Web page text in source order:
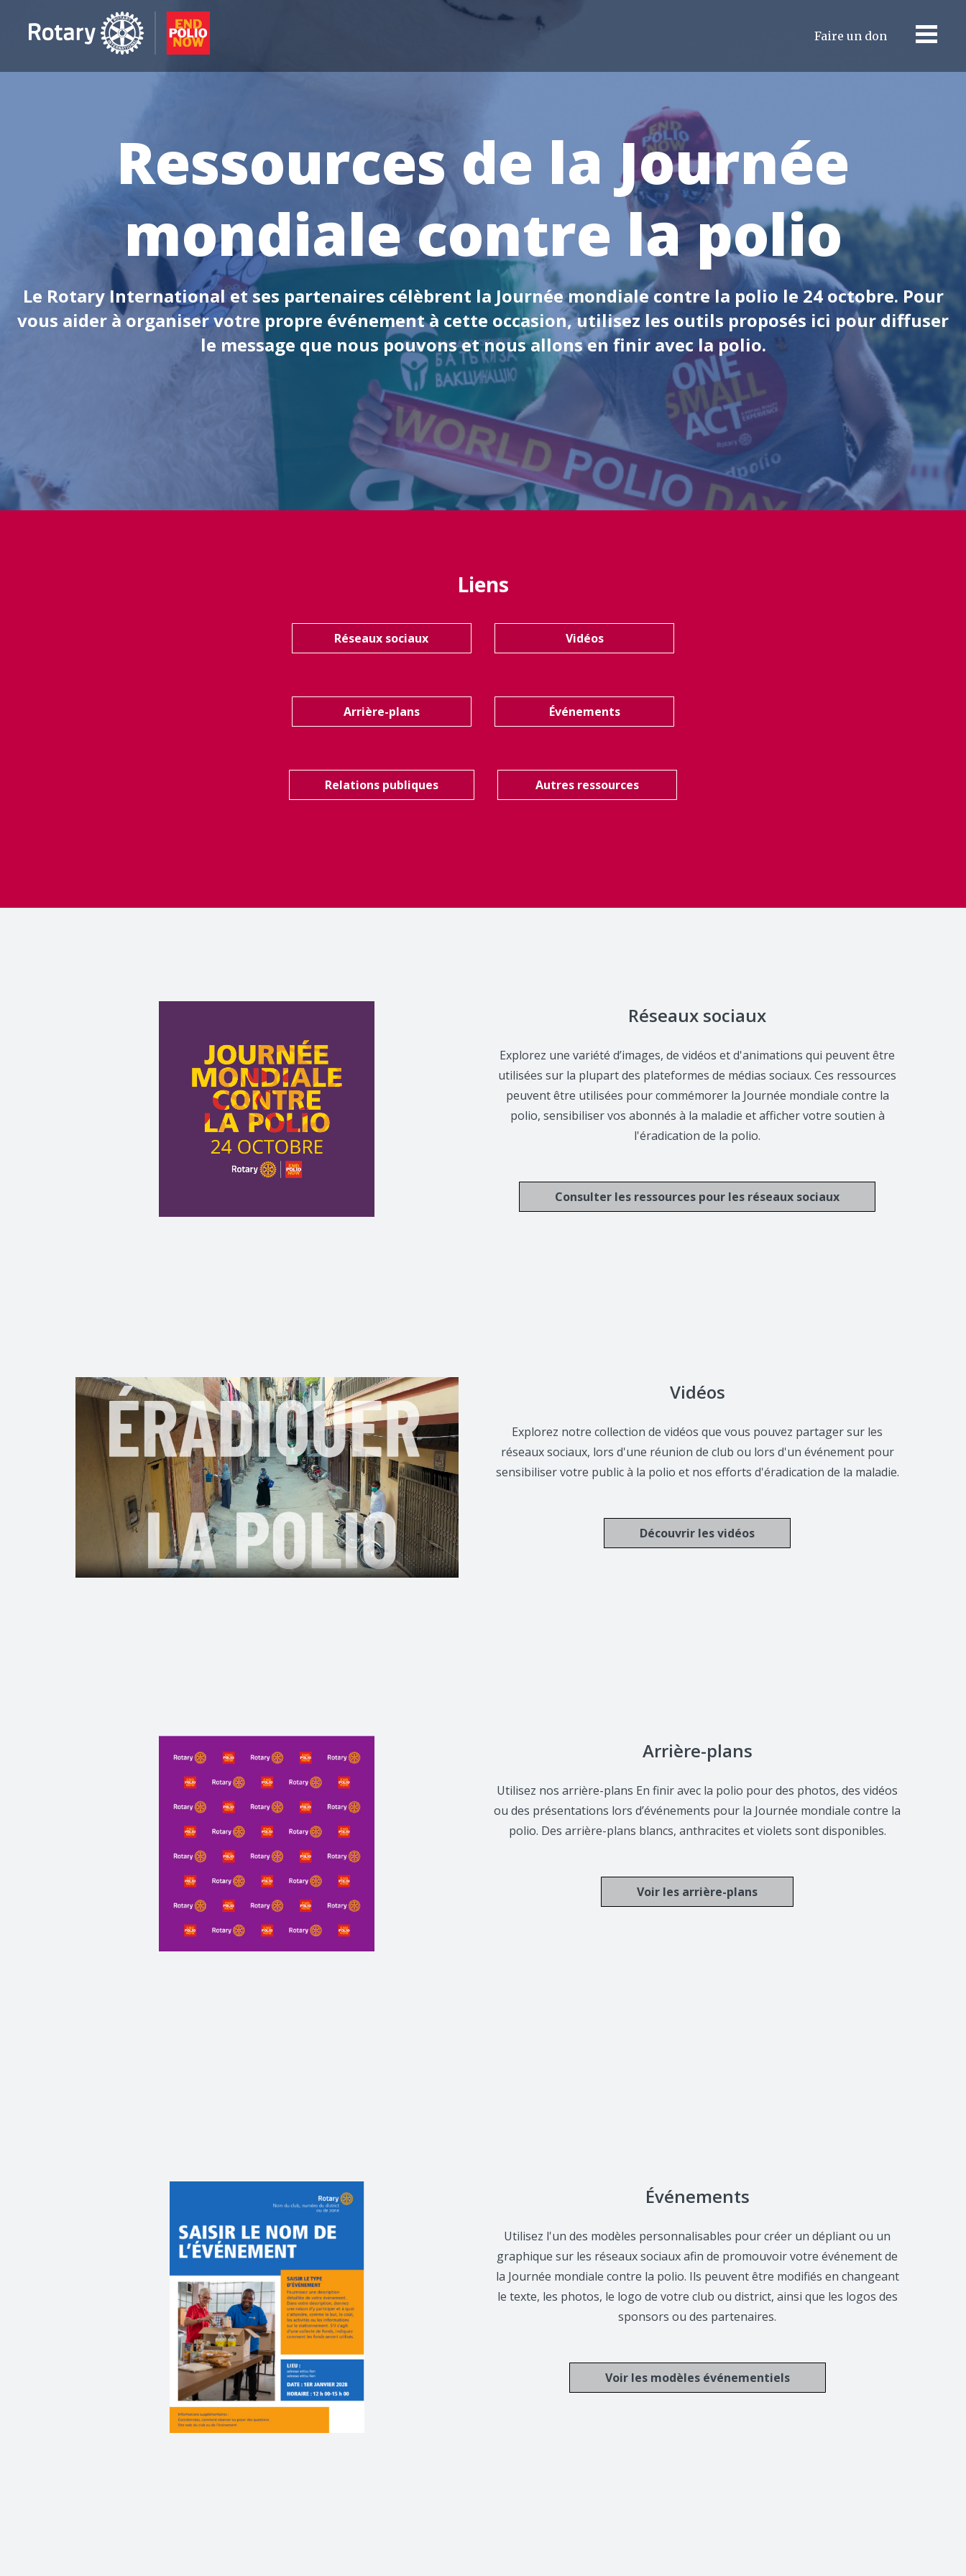
Faire un don
Ressources de la Journée
mondiale contre la polio
Le Rotary International et ses partenaires célèbrent la Journée mondiale contre la polio le 24 octobre. Pour
vous aider à organiser votre propre événement à cette occasion, utilisez les outils proposés ici pour diffuser
le message que nous pouvons et nous allons en finir avec la polio.
Liens
Réseaux sociaux Vidéos
Arrière-plans Événements
Relations publiques Autres ressources
Réseaux sociaux
Explorez une variété d’images, de vidéos et d'animations qui peuvent être
utilisées sur la plupart des plateformes de médias sociaux. Ces ressources
peuvent être utilisées pour commémorer la Journée mondiale contre la
polio, sensibiliser vos abonnés à la maladie et afficher votre soutien à
l'éradication de la polio.
Consulter les ressources pour les réseaux sociaux
Vidéos
Explorez notre collection de vidéos que vous pouvez partager sur les
réseaux sociaux, lors d'une réunion de club ou lors d'un événement pour
sensibiliser votre public à la polio et nos efforts d'éradication de la maladie.
Découvrir les vidéos
Arrière-plans
Utilisez nos arrière-plans En finir avec la polio pour des photos, des vidéos
ou des présentations lors d’événements pour la Journée mondiale contre la
polio. Des arrière-plans blancs, anthracites et violets sont disponibles.
Voir les arrière-plans
Événements
Utilisez l'un des modèles personnalisables pour créer un dépliant ou un
graphique sur les réseaux sociaux afin de promouvoir votre événement de
la Journée mondiale contre la polio. Ils peuvent être modifiés en changeant
le texte, les photos, le logo de votre club ou district, ainsi que les logos des
sponsors ou des partenaires.
Voir les modèles événementiels